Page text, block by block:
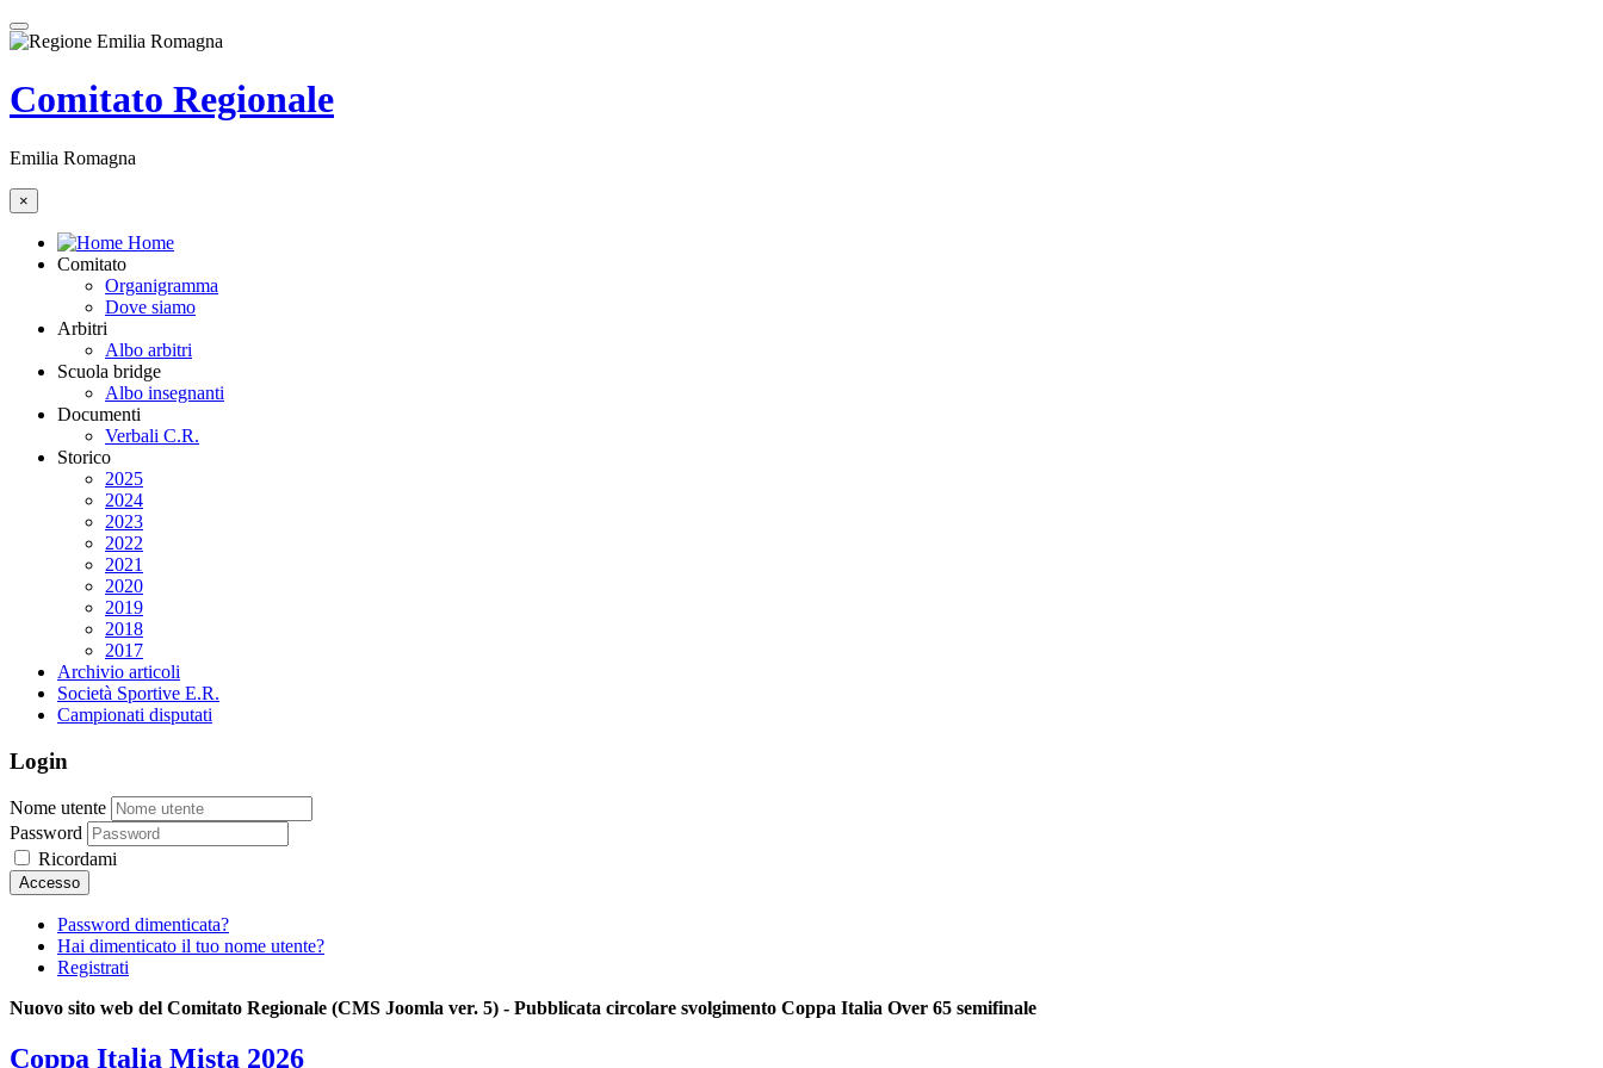
Comitato Regionale
Emilia Romagna
×
Home
Comitato
Organigramma
Dove siamo
Arbitri
Albo arbitri
Scuola bridge
Albo insegnanti
Documenti
Verbali C.R.
Storico
2025
2024
2023
2022
2021
2020
2019
2018
2017
Archivio articoli
Società Sportive E.R.
Campionati disputati
Login
Nome utente
Password
Ricordami
Password dimenticata?
Hai dimenticato il tuo nome utente?
Registrati
Nuovo sito web del Comitato Regionale (CMS Joomla ver. 5) - Pubblicata circolare svolgimento Coppa Italia Over 65 semifinale
Coppa Italia Mista 2026